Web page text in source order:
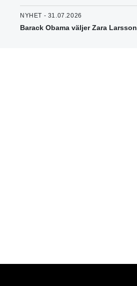
NYHET - 31.07.2026
Barack Obama väljer Zara Larsson